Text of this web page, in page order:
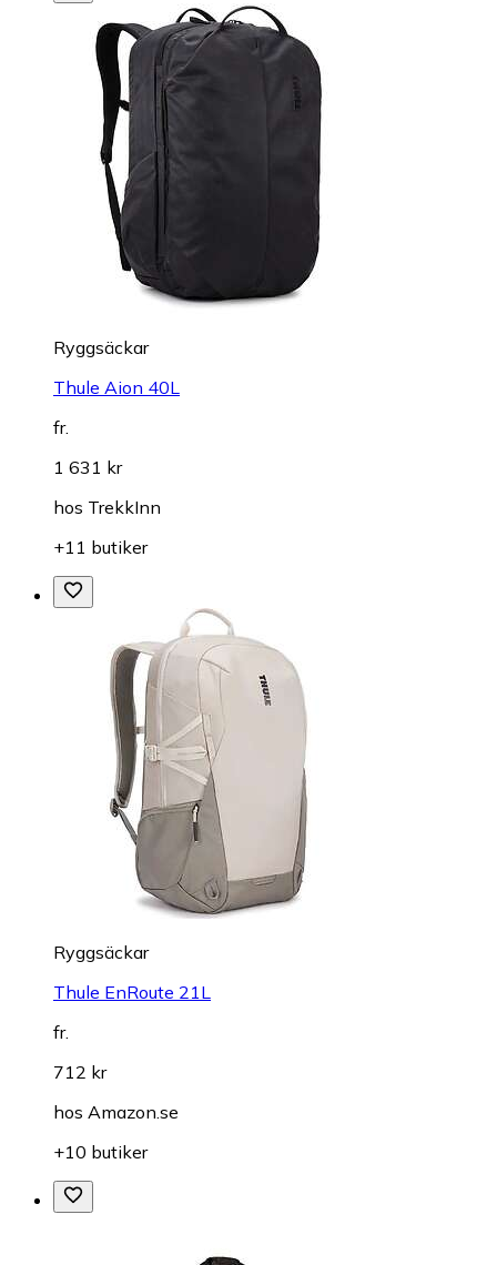
Ryggsäckar
Thule Aion 40L
fr.
1 631 kr
hos TrekkInn
+11 butiker
Ryggsäckar
Thule EnRoute 21L
fr.
712 kr
hos Amazon.se
+10 butiker